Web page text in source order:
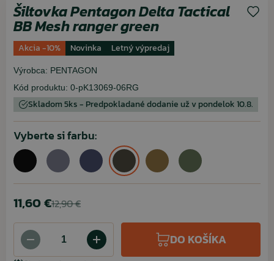
Šiltovka Pentagon Delta Tactical
BB Mesh ranger green
Akcia -10% Novinka Letný výpredaj
Výrobca: PENTAGON
Kód produktu: 0-pK13069-06RG
Skladom 5ks - Predpokladané dodanie už v pondelok 10.8.
Vyberte si farbu:
11,60 €12,90 €
DO KOŠÍKA